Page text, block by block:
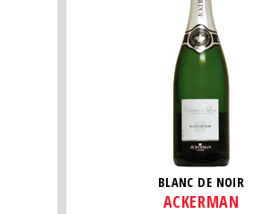
BLANC DE NOIR
ACKERMAN